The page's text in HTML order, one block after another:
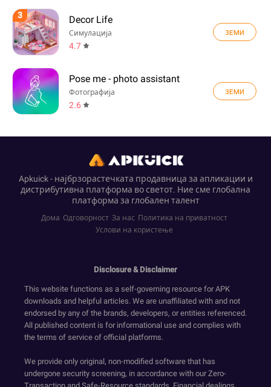
3 Decor Life
Симулација
4.7
ЗЕМИ
Pose me - photo assistant
Фотографија
2.6
ЗЕМИ
Apkuick - најбрзорастечката продавница за апликации и
дистрибутивна платформа во светот. Ние сме глобална
платформа за глобален талент
Дома Одговорност За нас Политика на приватност
Услови на користење
Disclosure & Disclaimer
This website functions as a self-governing resource for APK
downloads and helpful articles. We are unaffiliated with and not
endorsed by any of the brands, developers, or entities referenced.
All published content is for informational use and complies with
the terms of service of official platforms.
We provide only original, non-modified software that has
undergone security screening, in accordance with our Zero-